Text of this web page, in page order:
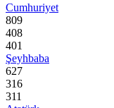
Cumhuriyet
809
408
401
Şeyhbaba
627
316
311